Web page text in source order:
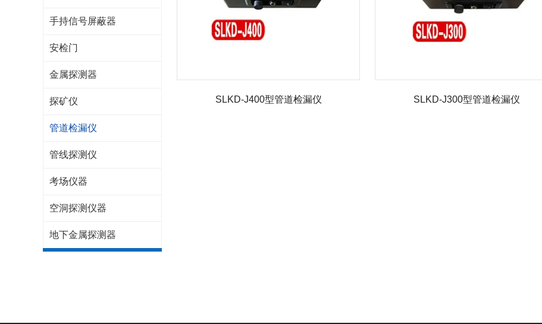
手持信号屏蔽器
安检门
金属探测器
探矿仪
管道检漏仪
管线探测仪
考场仪器
空洞探测仪器
地下金属探测器
SLKD-J400型管道检漏仪 SLKD-J300型管道检漏仪